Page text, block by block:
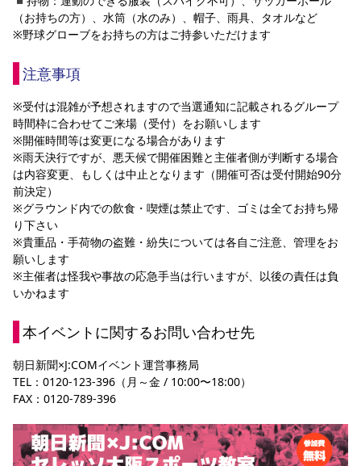
（お持ちの方）、水筒（水のみ）、帽子、雨具、タオルなど
※野球グローブをお持ちの方はご持参いただけます
注意事項
※受付は混雑が予想されますので当選通知に記載されるグループ
時間枠に合わせてご来場（受付）をお願いします
※開催時間等は変更になる場合があります
※雨天決行ですが、悪天候で開催困難と主催者側が判断する場合
は内容変更、もしくは中止となります（開催可否は受付開始90分
前決定）
※グラウンド内での飲食・喫煙は禁止です、ゴミは全てお持ち帰
り下さい
※貴重品・手荷物の盗難・紛失については各自ご注意、管理をお
願いします
※主催者は怪我や事故の応急手当は行いますが、以後の責任は負
いかねます
本イベントに関するお問い合わせ先
朝日新聞×J:COMイベント運営事務局
TEL：0120-123-396（月～金 / 10:00〜18:00）
FAX：0120-789-396